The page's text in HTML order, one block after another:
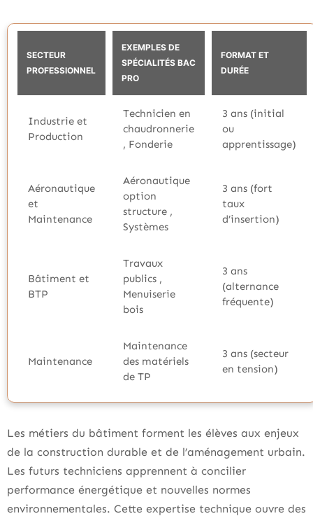
SECTEUR
PROFESSIONNEL
EXEMPLES DE
SPÉCIALITÉS BAC
PRO
FORMAT ET
DURÉE
Industrie et
Production
Technicien en
chaudronnerie
, Fonderie
3 ans (initial
ou
apprentissage)
Aéronautique
et
Maintenance
Aéronautique
option
structure ,
Systèmes
3 ans (fort
taux
d’insertion)
Bâtiment et
BTP
Travaux
publics ,
Menuiserie
bois
3 ans
(alternance
fréquente)
Maintenance
Maintenance
des matériels
de TP
3 ans (secteur
en tension)
Les métiers du bâtiment forment les élèves aux enjeux
de la construction durable et de l’aménagement urbain.
Les futurs techniciens apprennent à concilier
performance énergétique et nouvelles normes
environnementales. Cette expertise technique ouvre des